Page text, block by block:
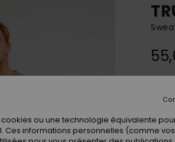
ou une technologie équivalente
informations personnelles (comme